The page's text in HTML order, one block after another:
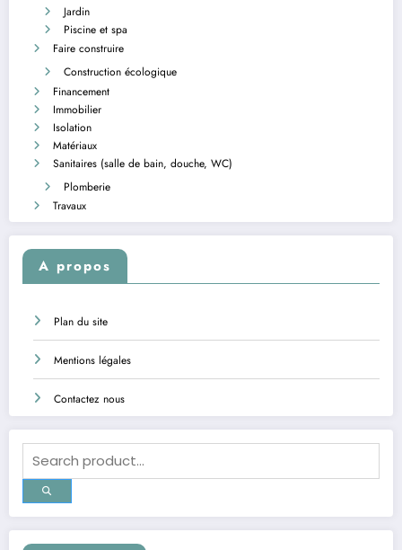
Jardin
Piscine et spa
Faire construire
Construction écologique
Financement
Immobilier
Isolation
Matériaux
Sanitaires (salle de bain, douche, WC)
Plomberie
Travaux
A propos
Plan du site
Mentions légales
Contactez nous